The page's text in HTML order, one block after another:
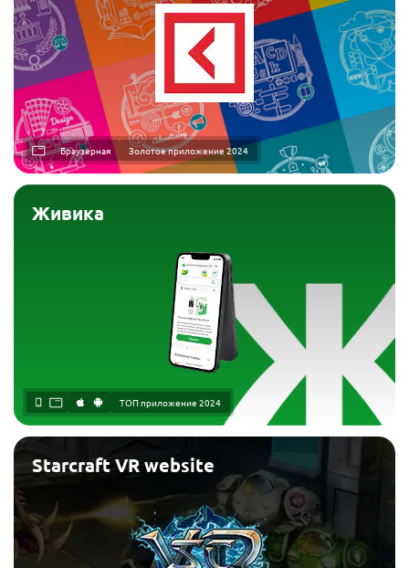
Браузерная Золотое приложение 2024
Живика
ТОП приложение 2024
Starcraft VR website